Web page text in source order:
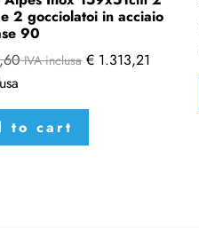
2 gocciolatoi in acciaio
90
IVA inclusa € 1.313,21
to cart